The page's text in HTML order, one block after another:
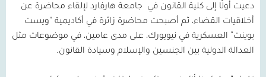
دعيت أولًا إلى كلية القانون في
جامعة هارفارد لإلقاء محاضرة عن
أخلاقيات القضاء، ثم أصبحت محاضرة زائرة في أكاديمية “ويست
بوينت” العسكرية في نيويورك، على مدى عامين، في موضوعات مثل
العدالة الدولية بين الجنسين والإسلام وسيادة القانون.